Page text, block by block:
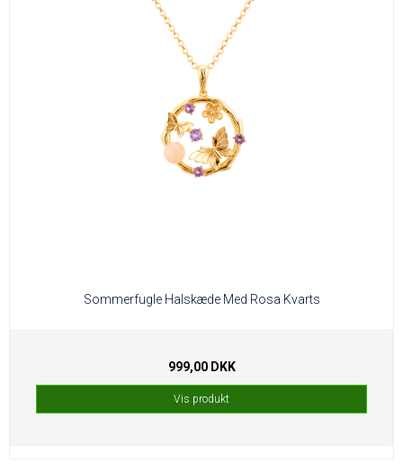
Sommerfugle Halskæde Med Rosa Kvarts
999,00 DKK
Vis produkt